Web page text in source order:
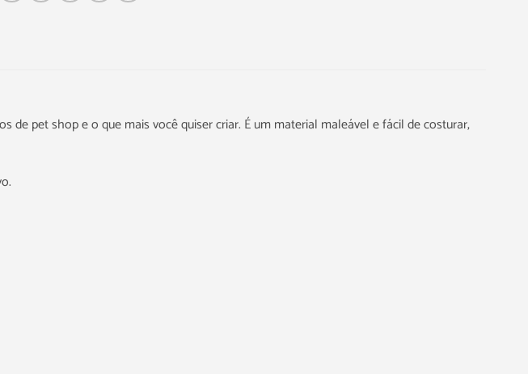
pet shop e o que mais você quiser criar. É um material maleável e fácil de costurar,